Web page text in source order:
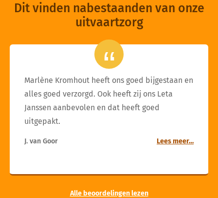
Dit vinden nabestaanden van onze
uitvaartzorg
Marlène Kromhout heeft ons goed bijgestaan en
alles goed verzorgd. Ook heeft zij ons Leta
Janssen aanbevolen en dat heeft goed
uitgepakt.
J. van Goor Lees meer…
Alle beoordelingen lezen